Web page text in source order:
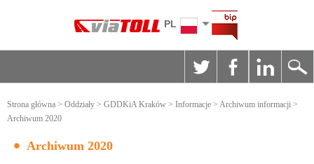
PL
Strona główna > Oddziały > GDDKiA Kraków > Informacje > Archiwum informacji >
Archiwum 2020
Archiwum 2020